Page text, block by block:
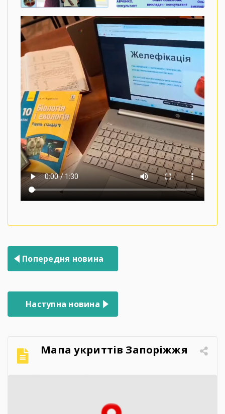
Навігація
записів
Попередня новина
Наступна новина
Мапа укриттів Запоріжжя